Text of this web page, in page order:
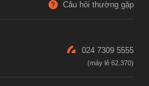
Câu hỏi thường gặp
024 7309 5555